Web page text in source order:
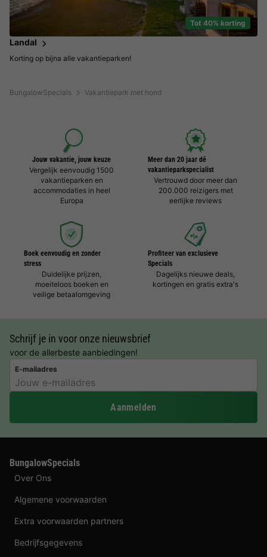
BungalowSpecials Vakantiepark met hond
Tot 40% korting
Landal
Korting op bijna alle vakantieparken!
Jouw vakantie, jouw keuze
Vergelijk eenvoudig 1500
vakantieparken en
accommodaties in heel
Europa
Meer dan 20 jaar dé
vakantieparkspecialist
Vertrouwd door meer dan
200.000 reizigers met
eerlijke reviews
Boek eenvoudig en zonder
stress
Duidelijke prijzen,
moeiteloos boeken en
veilige betaalomgeving
Profiteer van exclusieve
Specials
Dagelijks nieuwe deals,
kortingen en gratis extra's
Schrijf je in voor onze nieuwsbrief
voor de allerbeste aanbiedingen!
E-mailadres
Aanmelden
BungalowSpecials
Over Ons
Algemene voorwaarden
Extra voorwaarden partners
Bedrijfsgegevens